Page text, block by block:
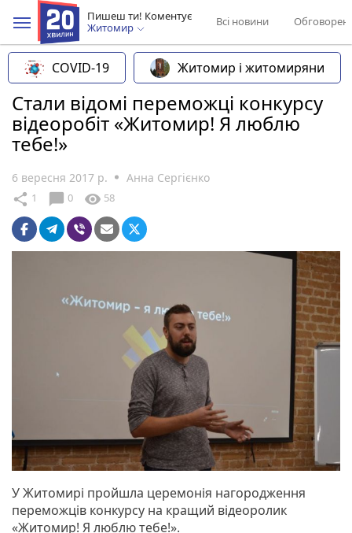
Пишеш ти! Коментує
Житомир
Всі новини
COVID-19 Житомир і житомиряни
Стали відомі переможці конкурсу
відеоробіт «Житомир! Я люблю
тебе!»
6 вересня 2017 р. Анна Сергієнко
share 1 chat_bubble 0 visibility 58
У Житомирі пройшла церемонія нагородження
переможців конкурсу на кращий відеоролик
«Житомир! Я люблю тебе!».